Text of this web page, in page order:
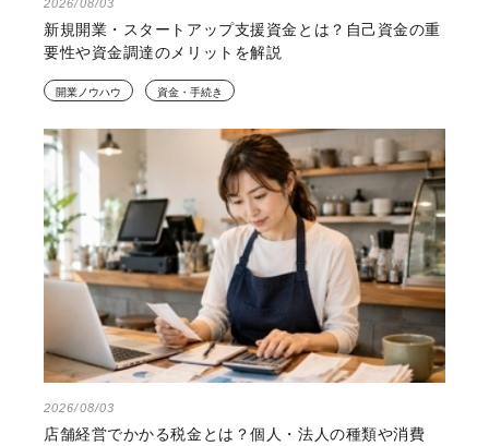
2026/08/03
新規開業・スタートアップ支援資金とは？自己資金の重
要性や資金調達のメリットを解説
開業ノウハウ 資金・手続き
2026/08/03
店舗経営でかかる税金とは？個人・法人の種類や消費